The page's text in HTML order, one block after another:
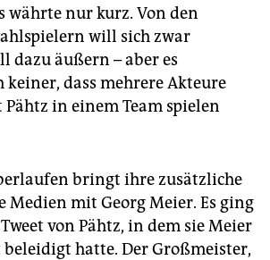
währte nur kurz. Von den
will sich zwar
dazu äußern – aber es
dass mehrere Akteure
in einem Team spielen
bringt ihre zusätzliche
Medien mit Georg Meier. Es ging
von Pähtz, in dem sie Meier
beleidigt hatte. Der Großmeister,